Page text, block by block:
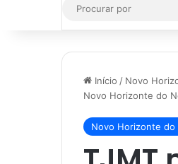
Início / Novo
Novo Horizonte do
Novo Horizonte do